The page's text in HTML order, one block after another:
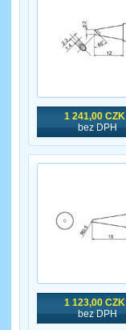
1 241,00
bez DPH
1 123,00
bez DPH